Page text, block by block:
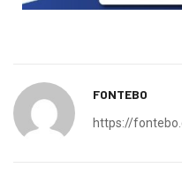
FONTEBO
https://